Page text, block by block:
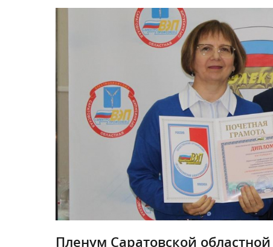
Пленум Саратовской